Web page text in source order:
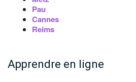
Pau
Cannes
Reims
Apprendre en ligne